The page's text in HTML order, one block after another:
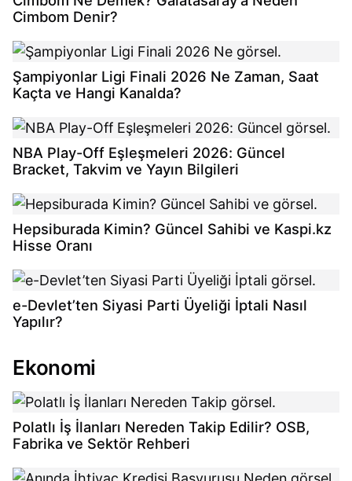
Cimbom Denir?
Şampiyonlar Ligi Finali 2026 Ne Zaman, Saat
Kaçta ve Hangi Kanalda?
NBA Play-Off Eşleşmeleri 2026: Güncel
Bracket, Takvim ve Yayın Bilgileri
Hepsiburada Kimin? Güncel Sahibi ve Kaspi.kz
Hisse Oranı
e-Devlet’ten Siyasi Parti Üyeliği İptali Nasıl
Yapılır?
Ekonomi
Polatlı İş İlanları Nereden Takip Edilir? OSB,
Fabrika ve Sektör Rehberi